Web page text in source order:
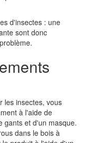
d'insectes : une
sont donc
les insectes, vous
à l'aide de
gants et d'un masque.
dans le bois à